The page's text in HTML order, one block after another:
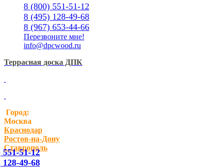
8 (800) 551-51-12
8 (495) 128-49-68
8 (967) 653-44-66
Перезвоните мне!
info@dpcwood.ru
Террасная доска ДПК
Город:
Москва
Краснодар
Ростов-на-Дону
Ставрополь
551-51-12
128-49-68